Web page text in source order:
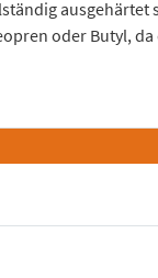
ausgehärtet
oder Butyl,